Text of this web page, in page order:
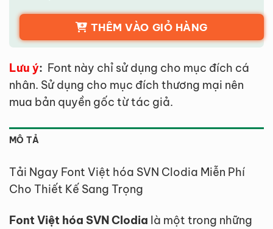
THÊM VÀO GIỎ HÀNG
Lưu ý: Font này chỉ sử dụng cho mục đích cá
nhân. Sử dụng cho mục đích thương mại nên
mua bản quyền gốc từ tác giả.
MÔ TẢ
Tải Ngay Font Việt hóa SVN Clodia Miễn Phí
Cho Thiết Kế Sang Trọng
Font Việt hóa SVN Clodia là một trong những